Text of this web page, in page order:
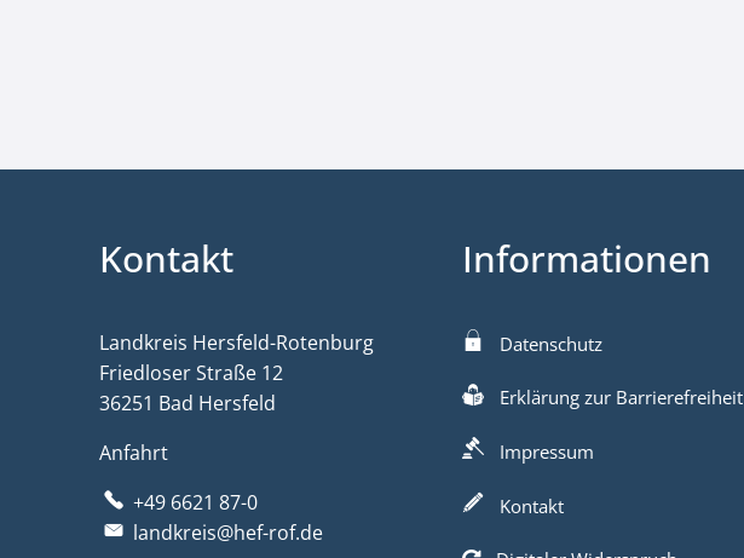
Kontakt
Landkreis Hersfeld-Rotenburg
Friedloser Straße 12
36251 Bad Hersfeld
Anfahrt
+49 6621 87-0
landkreis@hef-rof.de
Informationen
Datenschutz
Erklärung zur Barrierefreiheit
Impressum
Kontakt